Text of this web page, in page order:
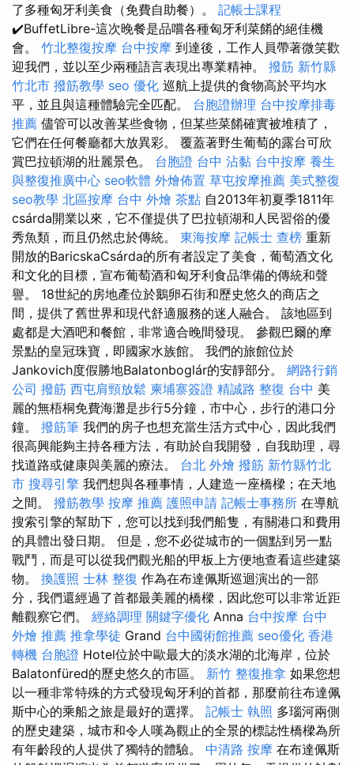
了多種匈牙利美食（免費自助餐）。 記帳士課程
✔️BuffetLibre-這次晚餐是品嚐各種匈牙利菜餚的絕佳機
會。 竹北整復按摩 台中按摩 到達後，工作人員帶著微笑歡
迎我們，並以至少兩種語言表現出專業精神。 撥筋 新竹縣
竹北市 撥筋教學 seo 優化 巡航上提供的食物高於平均水
平，並且與這種體驗完全匹配。 台胞證辦理 台中按摩排毒
推薦 儘管可以改善某些食物，但某些菜餚確實被堆積了，
它們在任何餐廳都大放異彩。 覆蓋著野生葡萄的露台可欣
賞巴拉頓湖的壯麗景色。 台胞證 台中 沾黏 台中按摩 養生
與整復推廣中心 seo軟體 外燴佈置 草屯按摩推薦 美式整復
seo教學 北區按摩 台中 外燴 茶點 自2013年初夏季1811年
csárda開業以來，它不僅提供了巴拉頓湖和人民習俗的優
秀魚類，而且仍然忠於傳統。 東海按摩 記帳士 查榜 重新
開放的BaricskaCsárda的所有者設定了美食，葡萄酒文化
和文化的目標，宣布葡萄酒和匈牙利食品準備的傳統和聲
譽。 18世紀的房地產位於鵝卵石街和歷史悠久的商店之
間，提供了舊世界和現代舒適服務的迷人融合。 該地區到
處都是大酒吧和餐館，非常適合晚間發現。 參觀巴爾的摩
景點的皇冠珠寶，即國家水族館。 我們的旅館位於
Jankovich度假勝地Balatonboglár的安靜部分。 網路行銷
公司 撥筋 西屯肩頸放鬆 柬埔寨簽證 精誠路 整復 台中 美
麗的無梧桐免費海灘是步行5分鐘，市中心，步行的港口分
鐘。 撥筋筆 我們的房子也想充當生活方式中心，因此我們
很高興能夠主持各種方法，有助於自我開發，自我助理，尋
找道路或健康與美麗的療法。 台北 外燴 撥筋 新竹縣竹北
市 搜尋引擎 我們想與各種事情，人建造一座橋樑；在天地
之間。 撥筋教學 按摩 推薦 護照申請 記帳士事務所 在導航
搜索引擎的幫助下，您可以找到我們船隻，有關港口和費用
的具體出發日期。 但是，您不必從城市的一個點到另一點
戰鬥，而是可以從我們觀光船的甲板上方便地查看這些建築
物。 換護照 士林 整復 作為在布達佩斯巡迴演出的一部
分，我們還經過了首都最美麗的橋樑，因此您可以非常近距
離觀察它們。 經絡調理 關鍵字優化 Anna 台中按摩 台中
外燴 推薦 推拿學徒 Grand 台中國術館推薦 seo優化 香港
轉機 台胞證 Hotel位於中歐最大的淡水湖的北海岸，位於
Balatonfüred的歷史悠久的市區。 新竹 整復推拿 如果您想
以一種非常特殊的方式發現匈牙利的首都，那麼前往布達佩
斯中心的乘船之旅是最好的選擇。 記帳士 執照 多瑙河兩側
的歷史建築，城市和令人嘆為觀止的全景的標誌性橋樑為所
有年齡段的人提供了獨特的體驗。 中清路 按摩 在布達佩斯